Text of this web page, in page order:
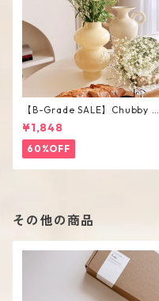
【B-Grade SALE】Chubby V
ase / M
¥1,848
60%OFF
その他の商品